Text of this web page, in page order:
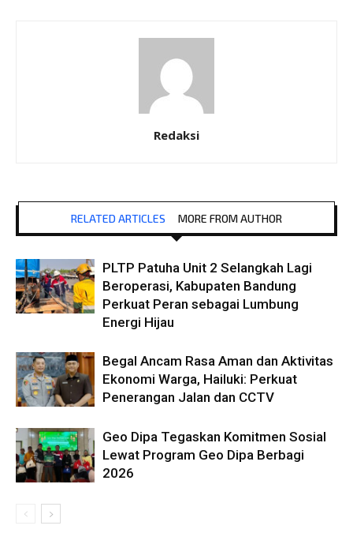
Redaksi
RELATED ARTICLES MORE FROM AUTHOR
PLTP Patuha Unit 2 Selangkah Lagi
Beroperasi, Kabupaten Bandung
Perkuat Peran sebagai Lumbung
Energi Hijau
Begal Ancam Rasa Aman dan Aktivitas
Ekonomi Warga, Hailuki: Perkuat
Penerangan Jalan dan CCTV
Geo Dipa Tegaskan Komitmen Sosial
Lewat Program Geo Dipa Berbagi
2026